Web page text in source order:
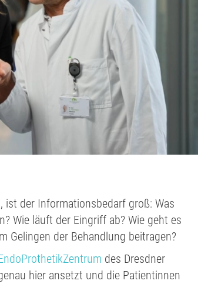
der Informationsbedarf groß: Was
Wie läuft der Eingriff ab? Wie geht es
Gelingen der Behandlung beitragen?
des Dresdner
hier ansetzt und die Patientinnen